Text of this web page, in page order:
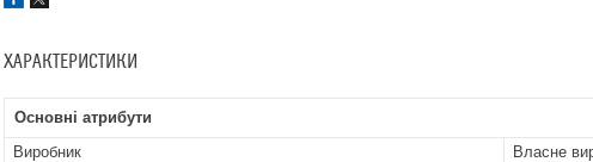
ХАРАКТЕРИСТИКИ
Основні атрибути
Виробник
Власне